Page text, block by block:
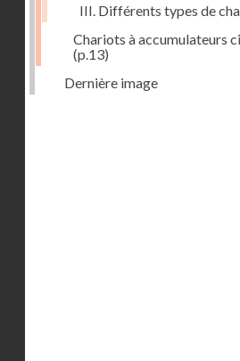
III. Différents types de
Chariots à accumulateurs
(p.13)
Dernière image